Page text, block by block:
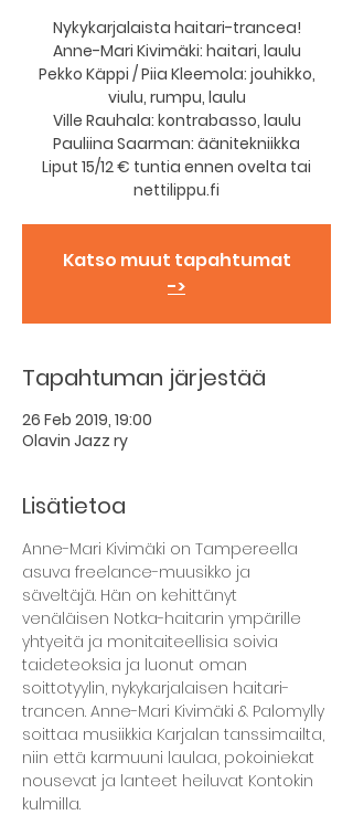
Nykykarjalaista haitari-trancea!
Anne-Mari Kivimäki: haitari, laulu
Pekko Käppi / Piia Kleemola: jouhikko,
viulu, rumpu, laulu
Ville Rauhala: kontrabasso, laulu
Pauliina Saarman: äänitekniikka
Liput 15/12 € tuntia ennen ovelta tai
nettilippu.fi
Katso muut tapahtumat
->
Tapahtuman järjestää
26 Feb 2019, 19:00
Olavin Jazz ry
Lisätietoa
Anne-Mari Kivimäki on Tampereella
asuva freelance-muusikko ja
säveltäjä. Hän on kehittänyt
venäläisen Notka-haitarin ympärille
yhtyeitä ja monitaiteellisia soivia
taideteoksia ja luonut oman
soittotyylin, nykykarjalaisen haitari-
trancen. Anne-Mari Kivimäki & Palomylly
soittaa musiikkia Karjalan tanssimailta,
niin että karmuuni laulaa, pokoiniekat
nousevat ja lanteet heiluvat Kontokin